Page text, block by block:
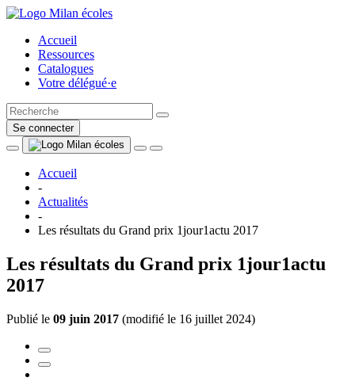
Accueil
Ressources
Catalogues
Votre délégué·e
Se connecter
Accueil
-
Actualités
-
Les résultats du Grand prix 1jour1actu 2017
Les résultats du Grand prix 1jour1actu
2017
Publié le 09 juin 2017 (modifié le 16 juillet 2024)